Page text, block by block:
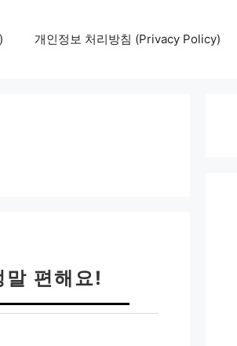
개인정보 처리방침 (Privacy Policy)
편해요!